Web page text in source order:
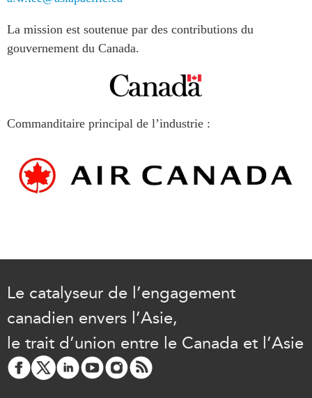
La mission est soutenue par des contributions du
gouvernement du Canada.
Commanditaire principal de l’industrie :
Le catalyseur de l’engagement
canadien envers l’Asie,
le trait d’union entre le Canada et l’Asie